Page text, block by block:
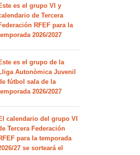
es el grupo VI y
de Tercera
RFEF para la
2026/2027
es el grupo de la
Autonòmica Juvenil
fútbol sala de la
2026/2027
calendario del grupo VI
Tercera Federación
para la temporada
27 se sorteará el